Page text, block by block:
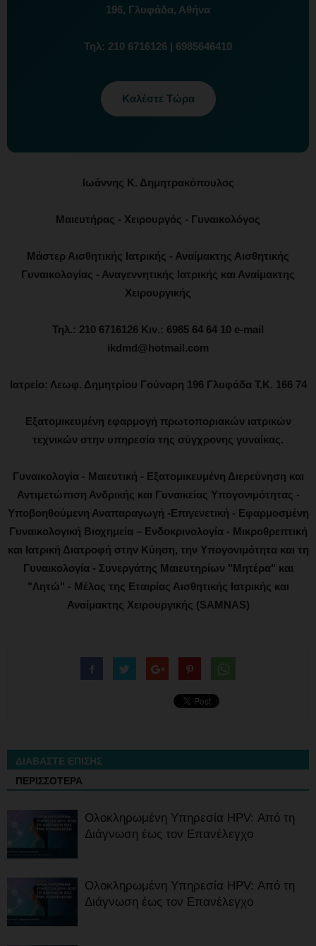
196, Γλυφάδα, Αθήνα
Τηλ: 210 6716126 | 6985646410
Καλέστε Τώρα
Ιωάννης Κ. Δημητρακόπουλος
Μαιευτήρας - Χειρουργός - Γυναικολόγος
Μάστερ Αισθητικής Ιατρικής - Αναίμακτης Αισθητικής
Γυναικολογίας - Αναγεννητικής Ιατρικής και Αναίμακτης
Χειρουργικής
Τηλ.: 210 6716126 Κιν.: 6985 64 64 10 e-mail
ikdmd@hotmail.com
Ιατρείο: Λεωφ. Δημητρίου Γούναρη 196 Γλυφάδα Τ.Κ. 166 74
Εξατομικευμένη εφαρμογή πρωτοποριακών ιατρικών
τεχνικών στην υπηρεσία της σύγχρονης γυναίκας.
Γυναικολογία - Μαιευτική - Εξατομικευμένη Διερεύνηση και
Αντιμετώπιση Ανδρικής και Γυναικείας Υπογονιμότητας -
Υποβοηθούμενη Αναπαραγωγή -Επιγενετική - Εφαρμοσμένη
Γυναικολογική Βιοχημεία – Ενδοκρινολογία - Μικροθρεπτική
και Ιατρική Διατροφή στην Κύηση, την Υπογονιμότητα και τη
Γυναικολογία - Συνεργάτης Μαιευτηρίων "Μητέρα" και
"Λητώ" - Μέλος της Εταιρίας Αισθητικής Ιατρικής και
Αναίμακτης Χειρουργικής (SAMNAS)
ΔΙΑΒΑΣΤΕ ΕΠΙΣΗΣ
ΠΕΡΙΣΣΟΤΕΡΑ
Ολοκληρωμένη Υπηρεσία HPV: Από τη
Διάγνωση έως τον Επανέλεγχο
Ολοκληρωμένη Υπηρεσία HPV: Από τη
Διάγνωση έως τον Επανέλεγχο